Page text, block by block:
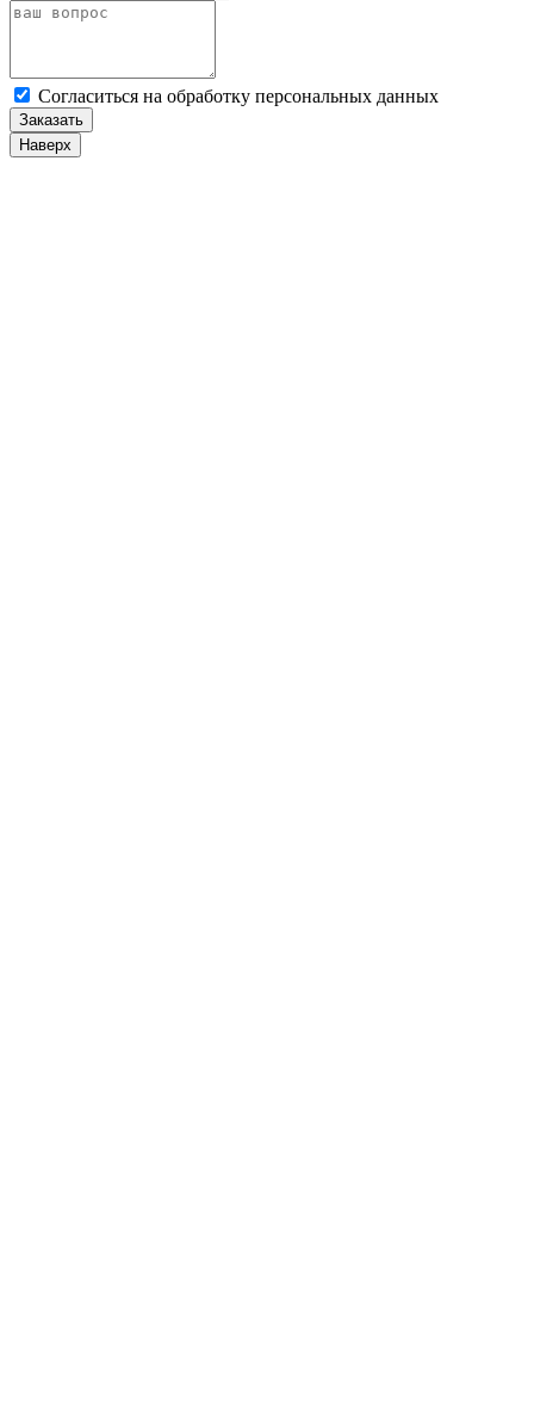
Cогласиться на обработку персональных данных
Заказать
Наверх